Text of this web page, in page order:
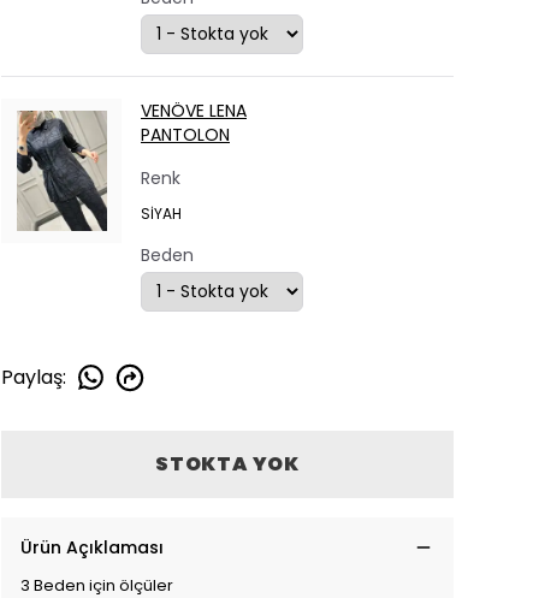
VENÖVE LENA
PANTOLON
Renk
SİYAH
Beden
Paylaş:
STOKTA YOK
Ürün Açıklaması
3 Beden için ölçüler